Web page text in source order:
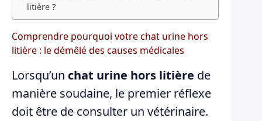
litière ?
Comprendre pourquoi votre chat urine hors
litière : le démêlé des causes médicales
Lorsqu’un chat urine hors litière de
manière soudaine, le premier réflexe
doit être de consulter un vétérinaire.